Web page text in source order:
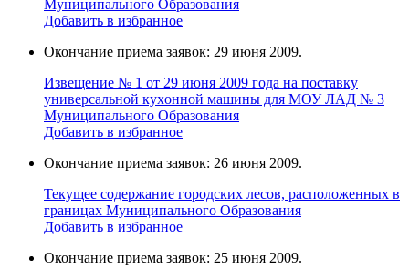
Муниципального Образования
Добавить в избранное
Окончание приема заявок: 29 июня 2009.
Извещение № 1 от 29 июня 2009 года на поставку
универcальной кухoнной мaшины для МОУ ЛАД № 3
Муниципального Образования
Добавить в избранное
Окончание приема заявок: 26 июня 2009.
Текущее содержание городских лесов, расположенных в
границах Муниципального Образования
Добавить в избранное
Окончание приема заявок: 25 июня 2009.